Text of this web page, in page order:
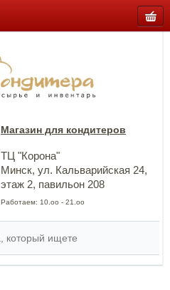
Магазин для кондитеров
ТЦ "Корона"
Минск, ул. Кальварийская 24,
этаж 2, павильон 208
Работаем: 10.оо - 21.оо